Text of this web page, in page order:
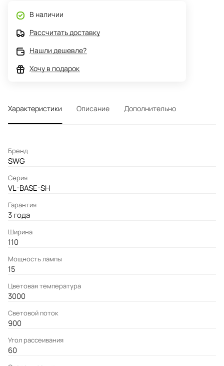
В наличии
Рассчитать доставку
Нашли дешевле?
Хочу в подарок
Характеристики Описание Дополнительно
Бренд
SWG
Серия
VL-BASE-SH
Гарантия
3 года
Ширина
110
Мощность лампы
15
Цветовая температура
3000
Световой поток
900
Угол рассеивания
60